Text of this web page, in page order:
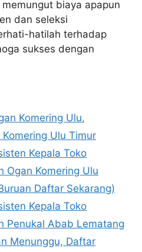
biaya apapun
dan seleksi
hatilah terhadap
sukses dengan
Komering Ulu,
Ulu Timur
Kepala Toko
Ogan Komering Ulu
Daftar Sekarang)
Kepala Toko
Penukal Abab Lematang
Menunggu, Daftar